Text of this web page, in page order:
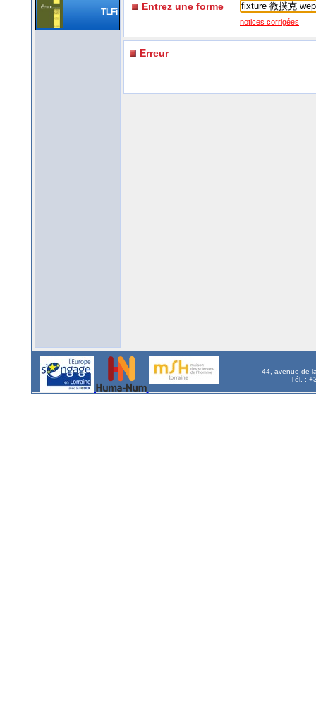
TLFi Entrez une forme
notices corrigées
Erreur
44, avenue de
Tél. :